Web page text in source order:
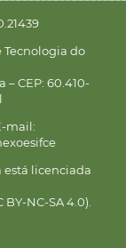
Tecnologia do
– CEP: 60.410-
mail:
está licenciada
NC-SA 4.0).